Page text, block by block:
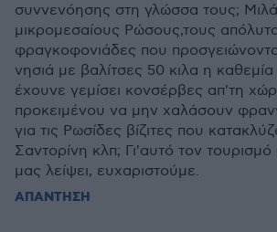
συννενόησης στη γλώσσα τους;
μικρομεσαίους Ρώσους,τους
φραγκοφονιάδες που
νησιά με βαλίτσες 50 κιλα η καθεμία
έχουνε γεμίσει κονσέρβες απ'τη
προκειμένου να μην χαλάσουν
για τις Ρωσίδες βίζιτες που
Σαντορίνη κλπ; Γι'αυτό τον
μας λείψει, ευχαριστούμε.
ΑΠΑΝΤΗΣΗ